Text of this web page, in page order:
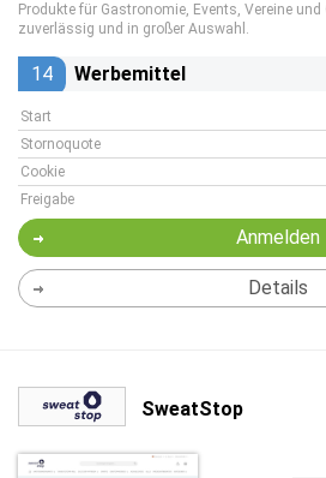
Produkte für Gastronomie, Events, Vereine und
zuverlässig und in großer Auswahl.
14 Werbemittel
Start
Stornoquote
Cookie
Freigabe
Anmelden
Details
SweatStop